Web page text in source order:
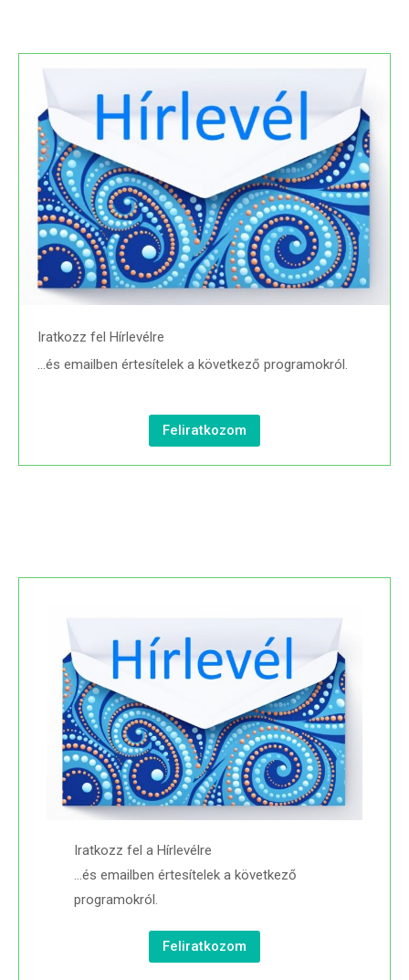
Iratkozz fel Hírlevélre
…és emailben értesítelek a következő programokról.
Feliratkozom
Iratkozz fel a Hírlevélre
…és emailben értesítelek a következő
programokról.
Feliratkozom